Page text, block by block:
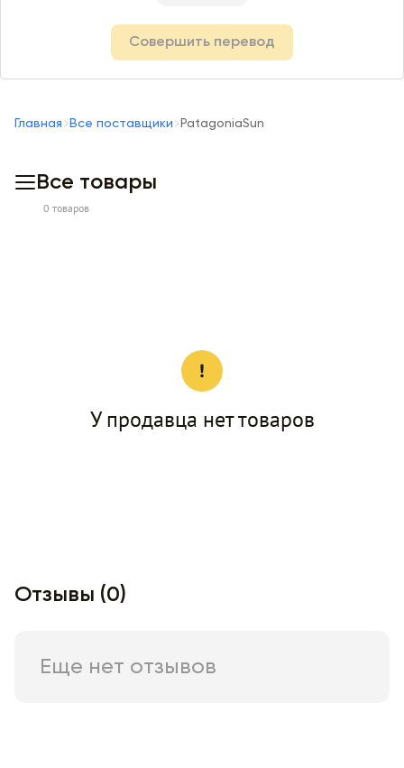
Совершить перевод
Главная Все поставщики PatagoniaSun
Все товары
0 товаров
У продавца нет товаров
Отзывы (0)
Еще нет отзывов